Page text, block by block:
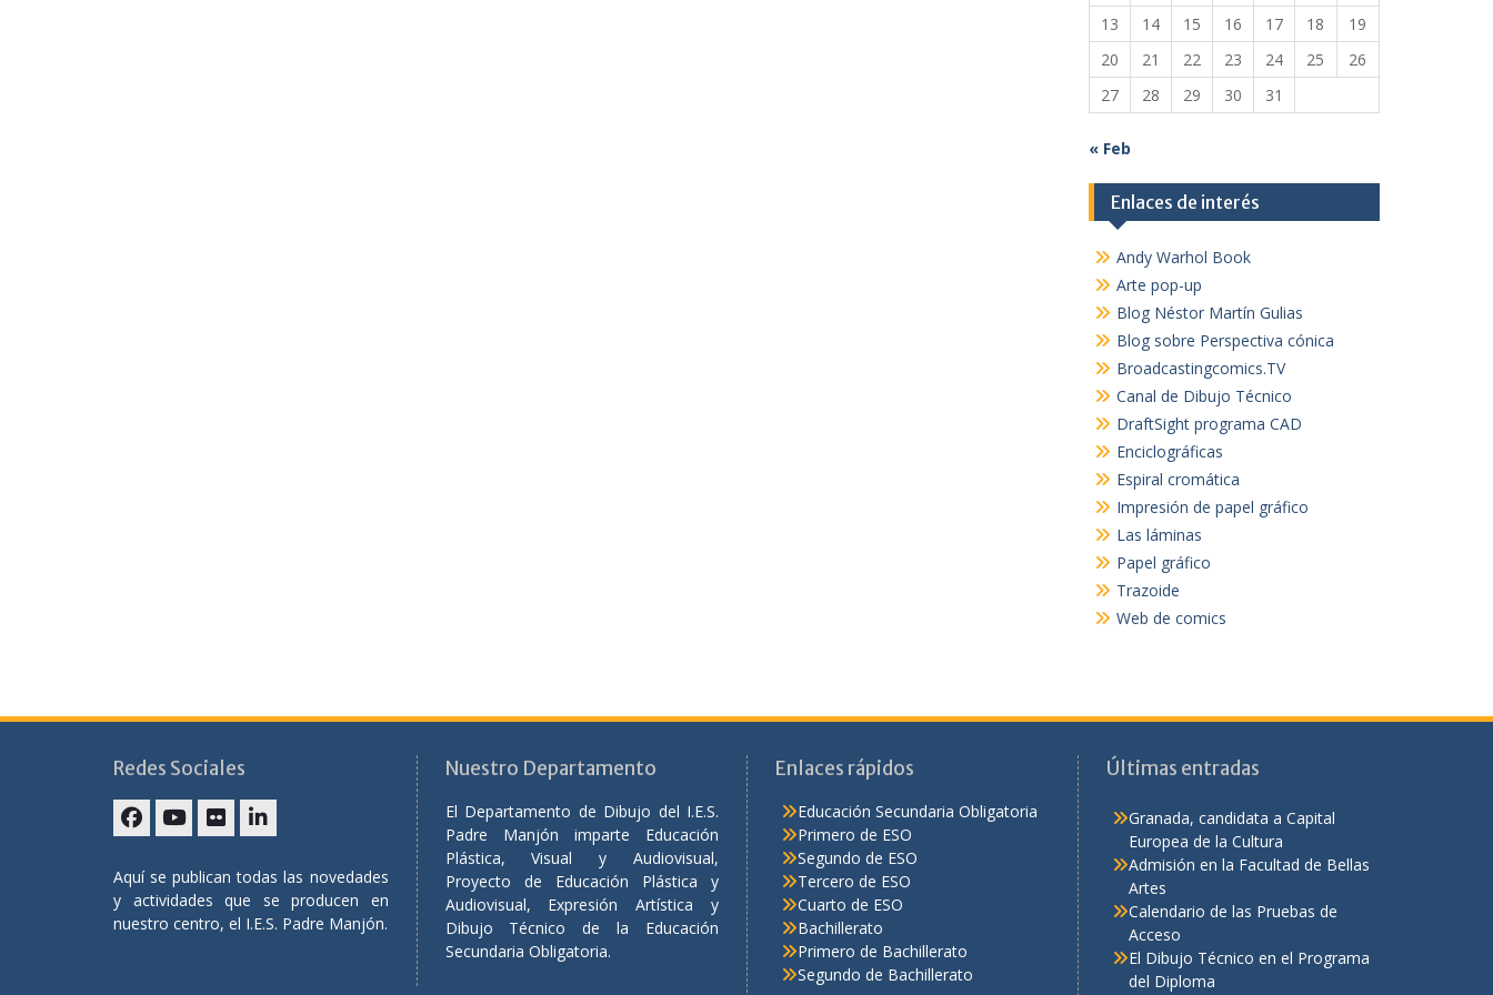
13
14 15 16 17 18
19
20
21 22 23 24 25
26
27
28 29 30 31
« Feb
Enlaces de interés
Andy Warhol Book
Arte pop-up
Blog Néstor Martín Gulias
Blog sobre Perspectiva cónica
Broadcastingcomics.TV
Canal de Dibujo Técnico
DraftSight programa CAD
Enciclográficas
Espiral cromática
Impresión de papel gráfico
Las láminas
Papel gráfico
Trazoide
Web de comics
Redes Sociales
Aquí se publican todas las novedades
y actividades que se producen en
nuestro centro, el I.E.S. Padre Manjón.
Nuestro Departamento
El Departamento de Dibujo del I.E.S.
Padre Manjón imparte Educación
Plástica, Visual y Audiovisual,
Proyecto de Educación Plástica y
Audiovisual, Expresión Artística y
Dibujo Técnico de la Educación
Secundaria Obligatoria.
Enlaces rápidos
Educación Secundaria Obligatoria
Primero de ESO
Segundo de ESO
Tercero de ESO
Cuarto de ESO
Bachillerato
Primero de Bachillerato
Segundo de Bachillerato
Últimas entradas
Granada, candidata a Capital
Europea de la Cultura
Admisión en la Facultad de Bellas
Artes
Calendario de las Pruebas de
Acceso
El Dibujo Técnico en el Programa
del Diploma